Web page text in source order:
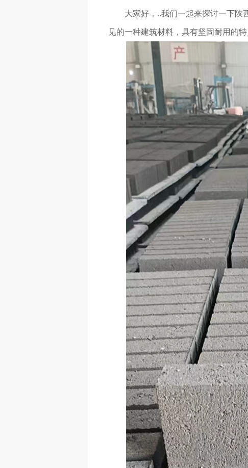
大家好，..我们一起来探讨一下陕
见的一种建筑材料，具有坚固耐用的